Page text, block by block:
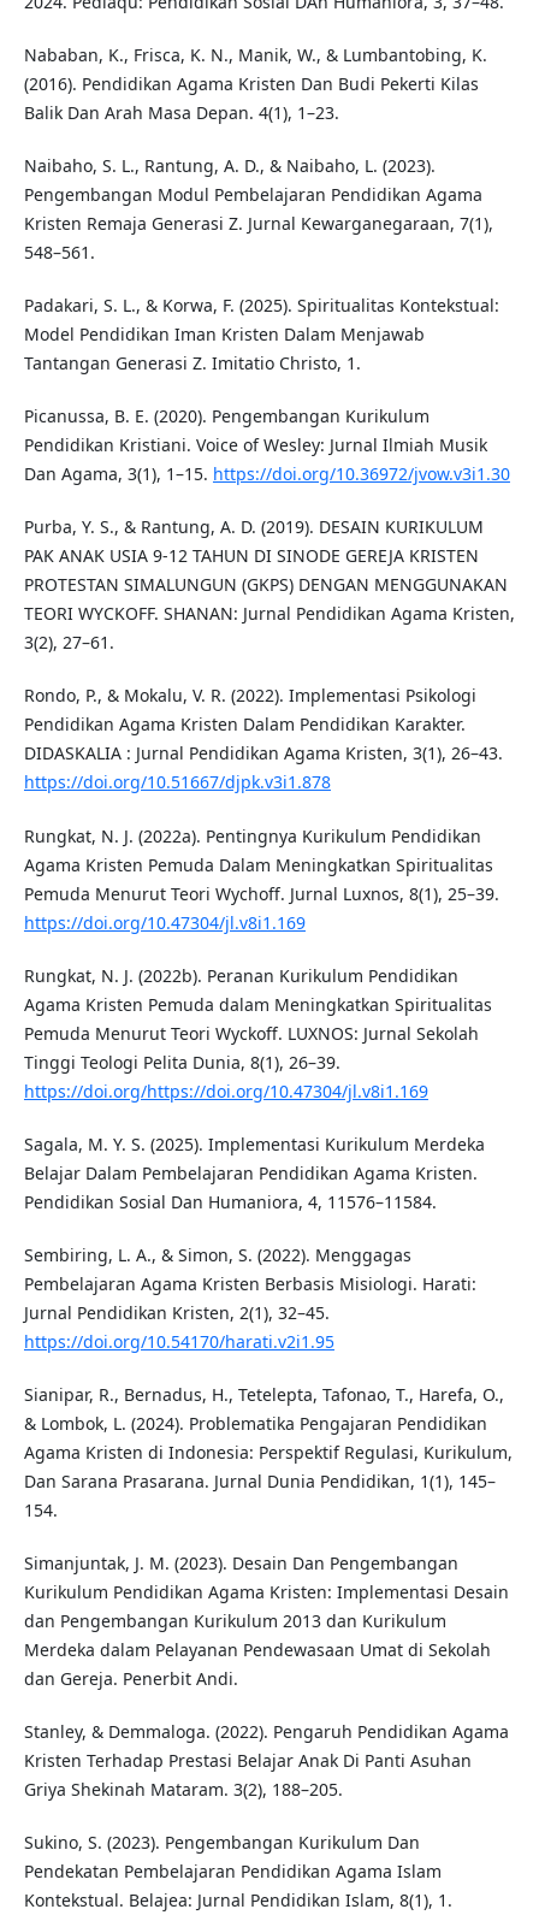
Nababan, K., Frisca, K. N., Manik, W., & Lumbantobing, K.
(2016). Pendidikan Agama Kristen Dan Budi Pekerti Kilas
Balik Dan Arah Masa Depan. 4(1), 1–23.
Naibaho, S. L., Rantung, A. D., & Naibaho, L. (2023).
Pengembangan Modul Pembelajaran Pendidikan Agama
Kristen Remaja Generasi Z. Jurnal Kewarganegaraan, 7(1),
548–561.
Padakari, S. L., & Korwa, F. (2025). Spiritualitas Kontekstual:
Model Pendidikan Iman Kristen Dalam Menjawab
Tantangan Generasi Z. Imitatio Christo, 1.
Picanussa, B. E. (2020). Pengembangan Kurikulum
Pendidikan Kristiani. Voice of Wesley: Jurnal Ilmiah Musik
Dan Agama, 3(1), 1–15. https://doi.org/10.36972/jvow.v3i1.30
Purba, Y. S., & Rantung, A. D. (2019). DESAIN KURIKULUM
PAK ANAK USIA 9-12 TAHUN DI SINODE GEREJA KRISTEN
PROTESTAN SIMALUNGUN (GKPS) DENGAN MENGGUNAKAN
TEORI WYCKOFF. SHANAN: Jurnal Pendidikan Agama Kristen,
3(2), 27–61.
Rondo, P., & Mokalu, V. R. (2022). Implementasi Psikologi
Pendidikan Agama Kristen Dalam Pendidikan Karakter.
DIDASKALIA : Jurnal Pendidikan Agama Kristen, 3(1), 26–43.
https://doi.org/10.51667/djpk.v3i1.878
Rungkat, N. J. (2022a). Pentingnya Kurikulum Pendidikan
Agama Kristen Pemuda Dalam Meningkatkan Spiritualitas
Pemuda Menurut Teori Wychoff. Jurnal Luxnos, 8(1), 25–39.
https://doi.org/10.47304/jl.v8i1.169
Rungkat, N. J. (2022b). Peranan Kurikulum Pendidikan
Agama Kristen Pemuda dalam Meningkatkan Spiritualitas
Pemuda Menurut Teori Wyckoff. LUXNOS: Jurnal Sekolah
Tinggi Teologi Pelita Dunia, 8(1), 26–39.
https://doi.org/https://doi.org/10.47304/jl.v8i1.169
Sagala, M. Y. S. (2025). Implementasi Kurikulum Merdeka
Belajar Dalam Pembelajaran Pendidikan Agama Kristen.
Pendidikan Sosial Dan Humaniora, 4, 11576–11584.
Sembiring, L. A., & Simon, S. (2022). Menggagas
Pembelajaran Agama Kristen Berbasis Misiologi. Harati:
Jurnal Pendidikan Kristen, 2(1), 32–45.
https://doi.org/10.54170/harati.v2i1.95
Sianipar, R., Bernadus, H., Tetelepta, Tafonao, T., Harefa, O.,
& Lombok, L. (2024). Problematika Pengajaran Pendidikan
Agama Kristen di Indonesia: Perspektif Regulasi, Kurikulum,
Dan Sarana Prasarana. Jurnal Dunia Pendidikan, 1(1), 145–
154.
Simanjuntak, J. M. (2023). Desain Dan Pengembangan
Kurikulum Pendidikan Agama Kristen: Implementasi Desain
dan Pengembangan Kurikulum 2013 dan Kurikulum
Merdeka dalam Pelayanan Pendewasaan Umat di Sekolah
dan Gereja. Penerbit Andi.
Stanley, & Demmaloga. (2022). Pengaruh Pendidikan Agama
Kristen Terhadap Prestasi Belajar Anak Di Panti Asuhan
Griya Shekinah Mataram. 3(2), 188–205.
Sukino, S. (2023). Pengembangan Kurikulum Dan
Pendekatan Pembelajaran Pendidikan Agama Islam
Kontekstual. Belajea: Jurnal Pendidikan Islam, 8(1), 1.